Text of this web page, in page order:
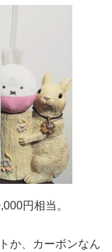
円相当。
か、カーボンなん